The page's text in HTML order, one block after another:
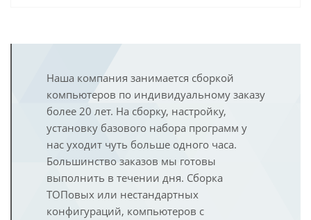
Наша компания занимается сборкой
компьютеров по индивидуальному заказу
более 20 лет. На сборку, настройку,
установку базового набора программ у
нас уходит чуть больше одного часа.
Большинство заказов мы готовы
выполнить в течении дня. Сборка
ТОПовых или нестандартных
конфигураций, компьютеров с